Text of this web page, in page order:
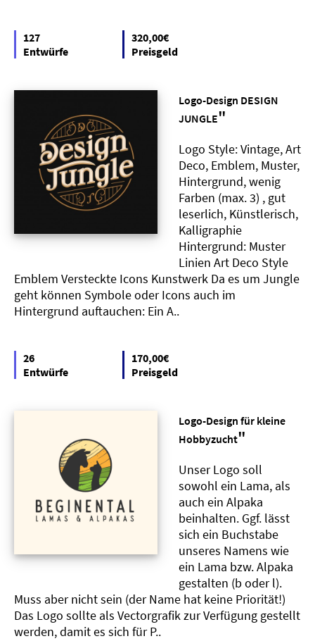
127
Entwürfe
320,00€
Preisgeld
Logo-Design DESIGN
JUNGLE"
Logo Style: Vintage, Art
Deco, Emblem, Muster,
Hintergrund, wenig
Farben (max. 3) , gut
leserlich, Künstlerisch,
Kalligraphie
Hintergrund: Muster
Linien Art Deco Style
Emblem Versteckte Icons Kunstwerk Da es um Jungle
geht können Symbole oder Icons auch im
Hintergrund auftauchen: Ein A..
26
Entwürfe
170,00€
Preisgeld
Logo-Design für kleine
Hobbyzucht"
Unser Logo soll
sowohl ein Lama, als
auch ein Alpaka
beinhalten. Ggf. lässt
sich ein Buchstabe
unseres Namens wie
ein Lama bzw. Alpaka
gestalten (b oder l).
Muss aber nicht sein (der Name hat keine Priorität!)
Das Logo sollte als Vectorgrafik zur Verfügung gestellt
werden, damit es sich für P..